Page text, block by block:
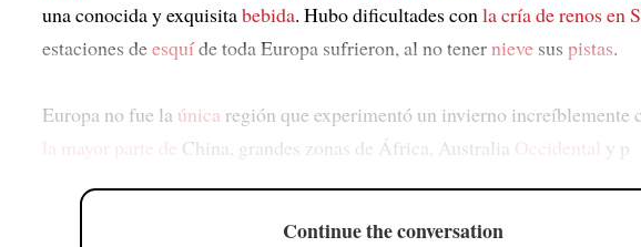
una conocida y exquisitabebida. Hubo dificultades conla cría de renos en
estaciones deesquíde toda Europa sufrieron, al no tenernieve sus pistas.
Europa no fue la única región que experimentó un invierno increíblemente
la mayor parte de China, grandes zonas de África, Australia Occidental y p
Continue the conversation